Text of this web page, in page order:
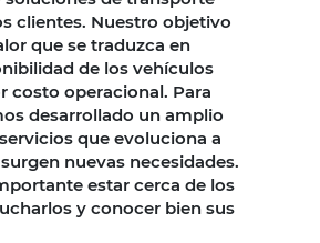
clientes. Nuestro objetivo
que se traduzca en
de los vehículos
costo operacional. Para
desarrollado un amplio
que evoluciona a
nuevas necesidades.
estar cerca de los
y conocer bien sus